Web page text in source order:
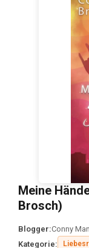
Meine
Brosch)
Blogger:Conny
Kategorie: